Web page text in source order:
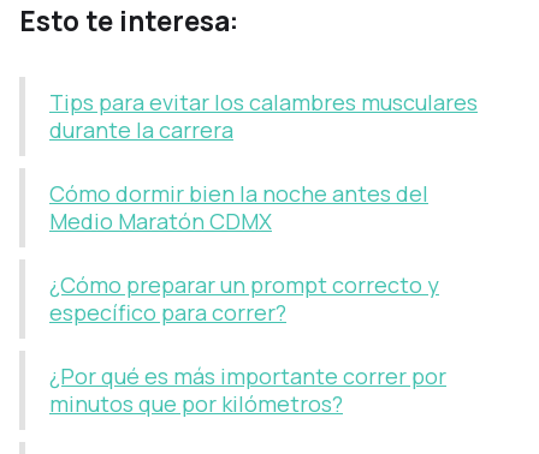
Esto te interesa:
Tips para evitar los calambres musculares
durante la carrera
Cómo dormir bien la noche antes del
Medio Maratón CDMX
¿Cómo preparar un prompt correcto y
específico para correr?
¿Por qué es más importante correr por
minutos que por kilómetros?